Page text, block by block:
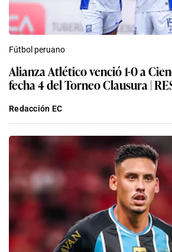
Fútbol peruano
Alianza Atlético venció 1-0 a
Redacción EC